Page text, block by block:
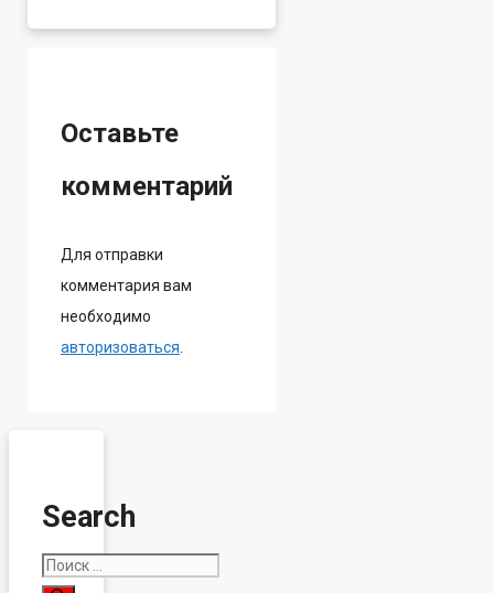
Оставьте
комментарий
Для отправки
комментария вам
необходимо
авторизоваться
Search
Поиск: